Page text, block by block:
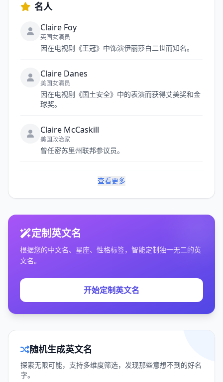
名人
Claire Foy
英国女演员
因在电视剧《王冠》中饰演伊丽莎白二世而知名。
Claire Danes
美国女演员
因在电视剧《国土安全》中的表演而获得艾美奖和金
球奖。
Claire McCaskill
美国政治家
曾任密苏里州联邦参议员。
查看更多
定制英文名
根据您的中文名、星座、性格标签，智能定制独一无二的英
文名。
开始定制英文名
随机生成英文名
探索无限可能，支持多维度筛选，发现那些意想不到的好名
字。